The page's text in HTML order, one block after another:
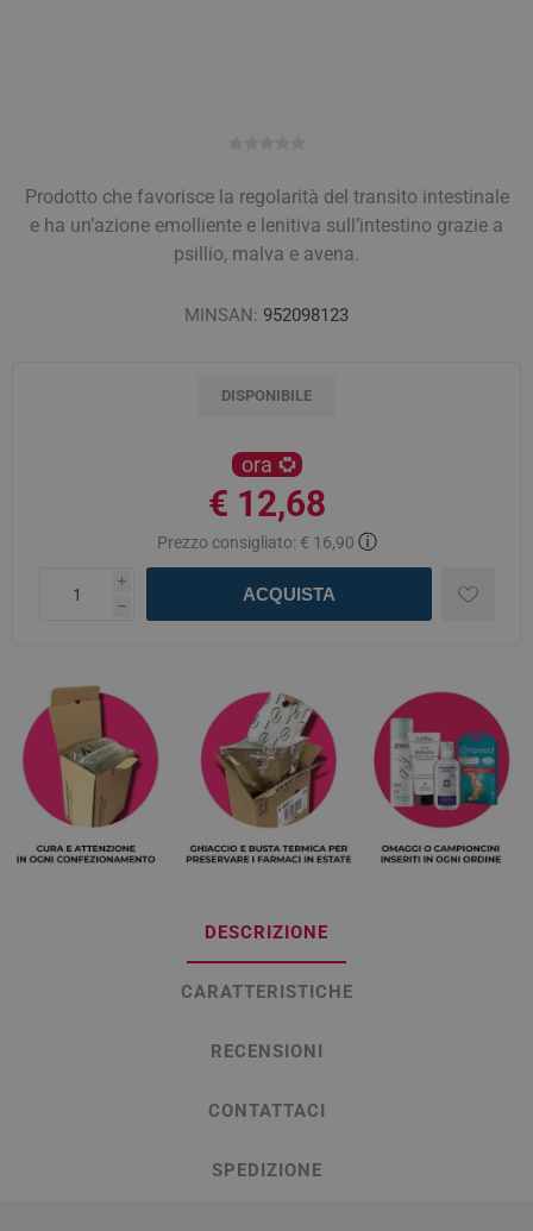
Prodotto che favorisce la regolarità del transito intestinale
e ha un’azione emolliente e lenitiva sull’intestino grazie a
psillio, malva e avena.
MINSAN: 952098123
DISPONIBILE
ora
€ 12,68
Prezzo consigliato: € 16,90 ⓘ
i
h
ACQUISTA
DESCRIZIONE
CARATTERISTICHE
RECENSIONI
CONTATTACI
SPEDIZIONE